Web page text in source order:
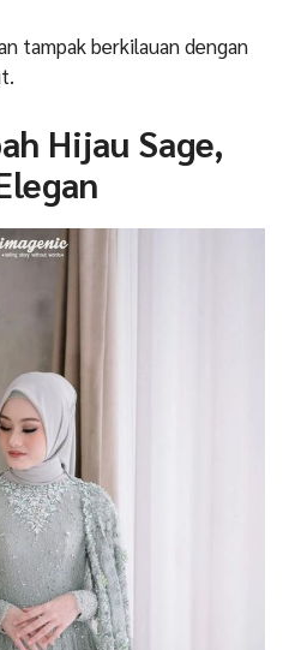
tampak berkilauan dengan
Hijau Sage,